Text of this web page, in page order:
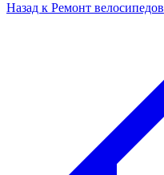
Назад к Ремонт велосипедов